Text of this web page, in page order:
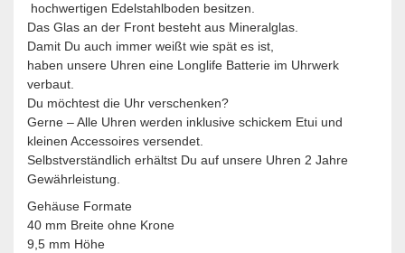
hochwertigen Edelstahlboden besitzen.
Das Glas an der Front besteht aus Mineralglas.
Damit Du auch immer weißt wie spät es ist,
haben unsere Uhren eine Longlife Batterie im Uhrwerk
verbaut.
Du möchtest die Uhr verschenken?
Gerne – Alle Uhren werden inklusive schickem Etui und
kleinen Accessoires versendet.
Selbstverständlich erhältst Du auf unsere Uhren 2 Jahre
Gewährleistung.
Gehäuse Formate
40 mm Breite ohne Krone
9,5 mm Höhe